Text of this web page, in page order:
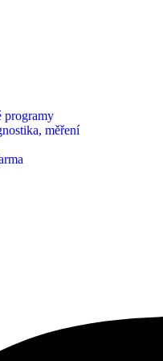
programy
měření